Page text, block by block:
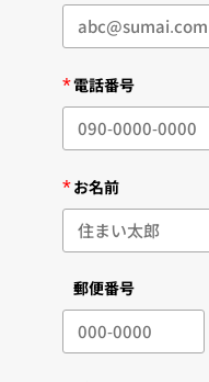
*電話番号
*お名前
郵便番号